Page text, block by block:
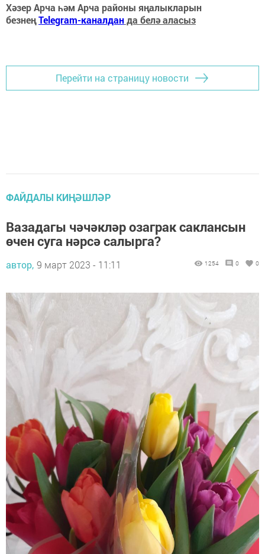
Хәзер Арча һәм Арча районы яңалыкларын
безнеңTelegram-каналданда белә аласыз
Перейти на страницу новости
ФАЙДАЛЫ КИҢӘШЛӘР
Вазадагы чәчәкләр озаграк саклансын
өчен суга нәрсә салырга?
автор, 9 март 2023 - 11:11 1254 0 0